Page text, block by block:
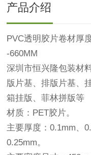
产品介绍
PVC透明胶片卷材厚
-660MM
深圳市恒兴隆包装材
版片基、排版片基、
箱挂版、菲林拼版等
材质：PET胶片。
主要厚度：0.1mm、
0.25mm。